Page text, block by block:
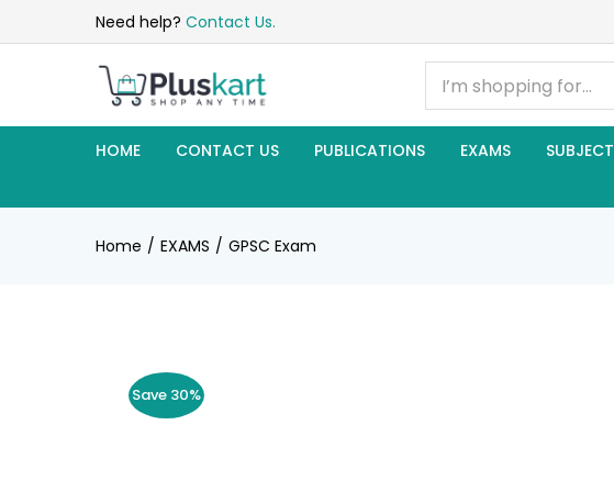
Need help? Contact Us.
HOME CONTACT US PUBLICATIONS EXAMS SUBJECT
Home EXAMS GPSC Exam
Save 30%